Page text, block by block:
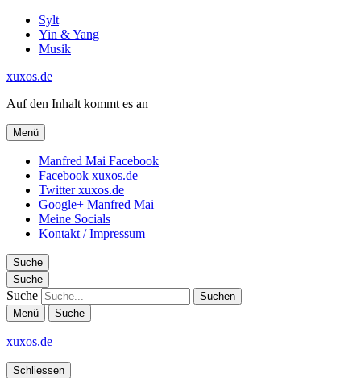
Sylt
Yin & Yang
Musik
xuxos.de
Auf den Inhalt kommt es an
Menü
Manfred Mai Facebook
Facebook xuxos.de
Twitter xuxos.de
Google+ Manfred Mai
Meine Socials
Kontakt / Impressum
Suche
Suche
Suche
Menü Suche
xuxos.de
Schliessen